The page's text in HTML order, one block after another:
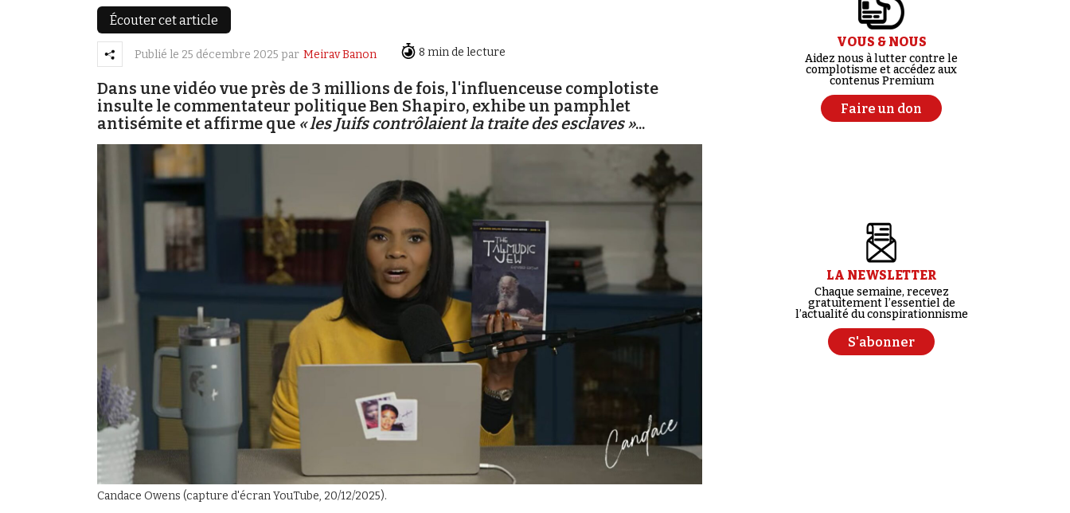
Écouter cet article
Publié le 25 décembre 2025 par Meirav Banon 8 min de lecture
Dans une vidéo vue près de 3 millions de fois, l'influenceuse complotiste
insulte le commentateur politique Ben Shapiro, exhibe un pamphlet
antisémite et affirme que « les Juifs contrôlaient la traite des esclaves »...
Candace Owens (capture d'écran YouTube, 20/12/2025).
VOUS & NOUS
Aidez nous à lutter contre le
complotisme et accédez aux
contenus Premium
Faire un don
LA NEWSLETTER
Chaque semaine, recevez
gratuitement l’essentiel de
l’actualité du conspirationnisme
S'abonner